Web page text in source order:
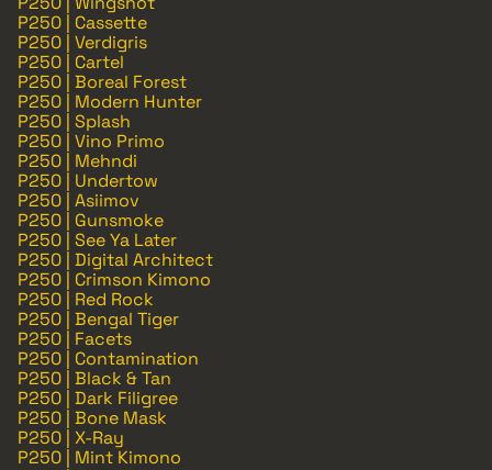
P250 | Cassette
P250 | Verdigris
P250 | Cartel
P250 | Boreal Forest
P250 | Modern Hunter
P250 | Splash
P250 | Vino Primo
P250 | Mehndi
P250 | Undertow
P250 | Asiimov
P250 | Gunsmoke
P250 | See Ya Later
P250 | Digital Architect
P250 | Crimson Kimono
P250 | Red Rock
P250 | Bengal Tiger
P250 | Facets
P250 | Contamination
P250 | Black & Tan
P250 | Dark Filigree
P250 | Bone Mask
P250 | X-Ray
P250 | Mint Kimono